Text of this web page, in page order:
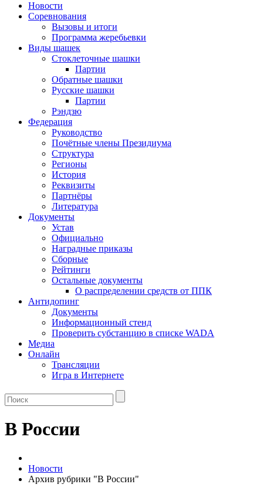
Новости
Соревнования
Вызовы и итоги
Программа жеребьевки
Виды шашек
Стоклеточные шашки
Партии
Обратные шашки
Русские шашки
Партии
Рэндзю
Федерация
Руководство
Почётные члены Президиума
Структура
Регионы
История
Реквизиты
Партнёры
Литература
Документы
Устав
Официально
Наградные приказы
Сборные
Рейтинги
Остальные документы
О распределении средств от ППК
Антидопинг
Документы
Информационный стенд
Проверить субстанцию в списке WADA
Медиа
Онлайн
Трансляции
Игра в Интернете
В России
Новости
Архив рубрики "В России"